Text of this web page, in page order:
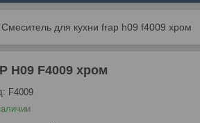
Смеситель для кухни frap h09 f4009 хром
H09 F4009 хром
F4009